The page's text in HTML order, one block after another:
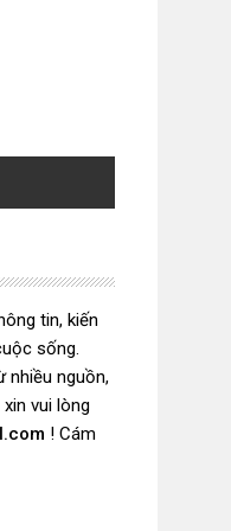
tin, kiến
sống.
nhiều nguồn,
vui lòng
! Cám